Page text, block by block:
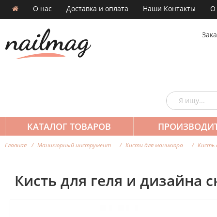
О нас Доставка и оплата Наши Контакты О
КАТАЛОГ ТОВАРОВ
Главная Маникюрный инструмент Кисти для маникюра Кисть
Кисть для геля и дизайна